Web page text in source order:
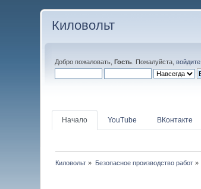
Киловольт
Добро пожаловать,Гость . Пожалуйста,войдите
Начало YouTube ВКонтакте
Киловольт » Безопасное производство работ»